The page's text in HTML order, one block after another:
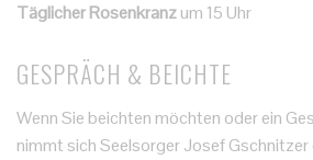
Täglicher Rosenkranzum 15 Uhr
GESPRÄCH & BEICHTE
Wenn Sie beichten möchten oder ein
nimmt sich Seelsorger Josef Gschnitzer